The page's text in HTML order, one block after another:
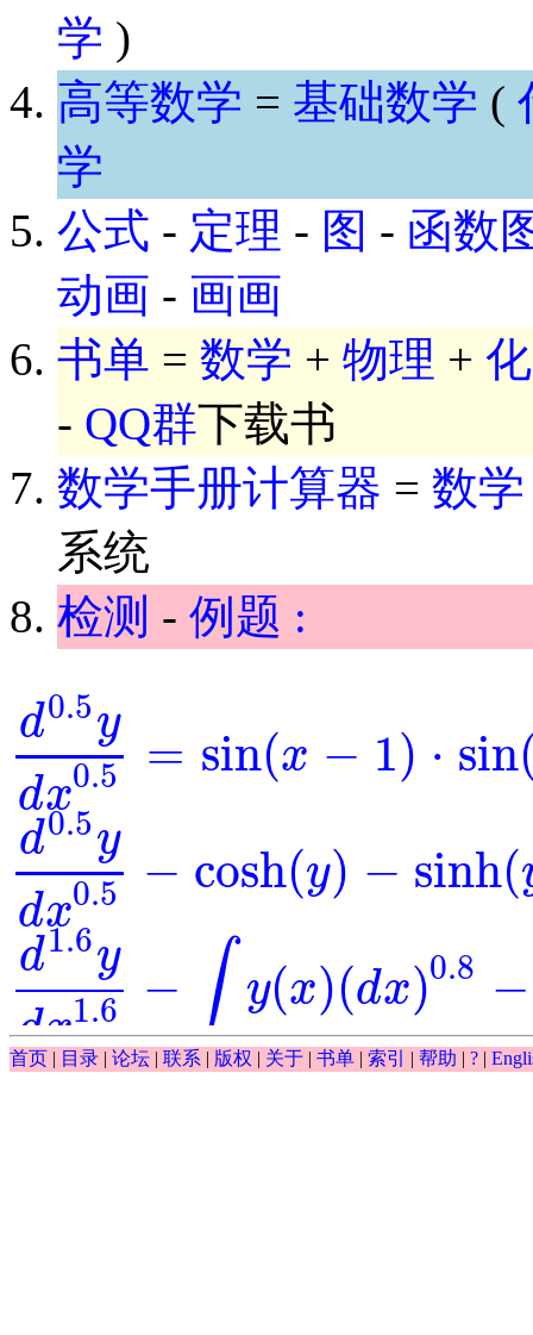
学 )
高等数学 = 基础数学 (
学
公式 - 定理 - 图 - 函数
动画 - 画画
书单 = 数学 + 物理 +
- QQ群下载书
数学手册计算器 = 数学
系统
检测 - 例题 :
d0.5y
dx0.5 = sin(x − 1) ⋅ sin
d0.5ydx0.5=sin 1)⋅sin y)
d0.5y
dx0.5 − cosh(y) − sinh(
d0.5ydx0.5-cosh y)-sinh (y)=0
d1.6y
dx1.6 − ∫ y(x)(dx)0.8 −
d1.6ydx1.6-∫y(x dx)0.8 exp x)= 0
∫ 0.5
首页 | 目录 | 论坛 | 联系 | 版权 | 关于 | 书单 | 索引 | 帮助 | ? |